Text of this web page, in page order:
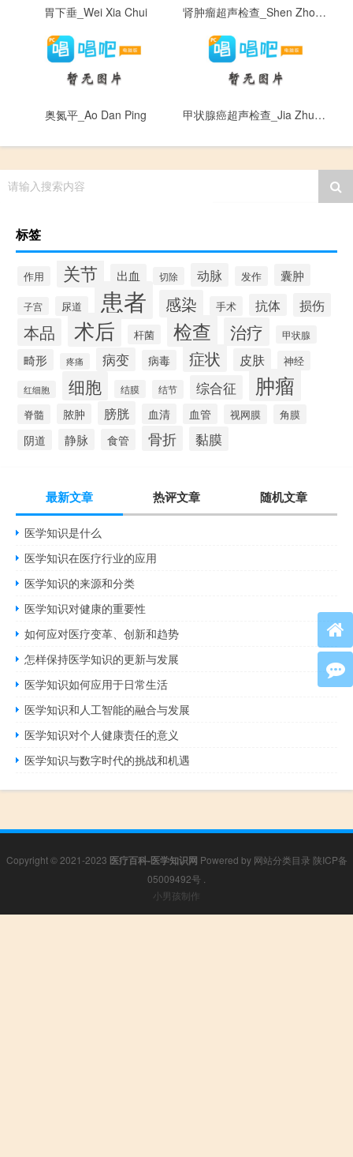
胃下垂_Wei Xia Chui 肾肿瘤超声检查_Shen Zhong Liu Chao Sheng Jian Cha
奥氮平_Ao Dan Ping 甲状腺癌超声检查_Jia Zhuang Xian Ai Chao Sheng Jian Cha
请输入搜索内容
标签
作用 关节 出血 切除 动脉 发作 囊肿
子宫 尿道 患者 感染 手术 抗体 损伤
本品 术后 杆菌 检查 治疗 甲状腺
畸形 疼痛 病变 病毒 症状 皮肤 神经
红细胞 细胞 结膜 结节 综合征 肿瘤
脊髓 脓肿 膀胱 血清 血管 视网膜 角膜
阴道 静脉 食管 骨折 黏膜
最新文章 热评文章 随机文章
医学知识是什么
医学知识在医疗行业的应用
医学知识的来源和分类
医学知识对健康的重要性
如何应对医疗变革、创新和趋势
怎样保持医学知识的更新与发展
医学知识如何应用于日常生活
医学知识和人工智能的融合与发展
医学知识对个人健康责任的意义
医学知识与数字时代的挑战和机遇
Copyright © 2021-2023 医疗百科-医学知识网 Powered by 网站分类目录 陕ICP备
05009492号
小男孩制作